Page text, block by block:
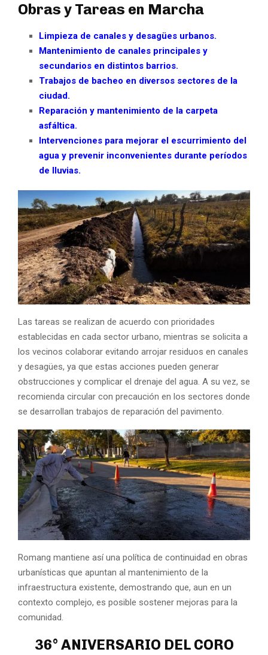
Obras y Tareas en Marcha
Limpieza de canales y desagües urbanos.
Mantenimiento de canales principales y
secundarios en distintos barrios.
Trabajos de bacheo en diversos sectores de la
ciudad.
Reparación y mantenimiento de la carpeta
asfáltica.
Intervenciones para mejorar el escurrimiento del
agua y prevenir inconvenientes durante períodos
de lluvias.
Las tareas se realizan de acuerdo con prioridades
establecidas en cada sector urbano, mientras se solicita a
los vecinos colaborar evitando arrojar residuos en canales
y desagües, ya que estas acciones pueden generar
obstrucciones y complicar el drenaje del agua. A su vez, se
recomienda circular con precaución en los sectores donde
se desarrollan trabajos de reparación del pavimento.
Romang mantiene así una política de continuidad en obras
urbanísticas que apuntan al mantenimiento de la
infraestructura existente, demostrando que, aun en un
contexto complejo, es posible sostener mejoras para la
comunidad.
36° ANIVERSARIO DEL CORO